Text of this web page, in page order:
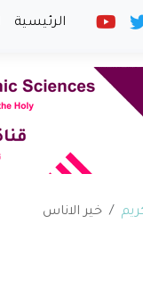
الرئيسية
خير الاناس